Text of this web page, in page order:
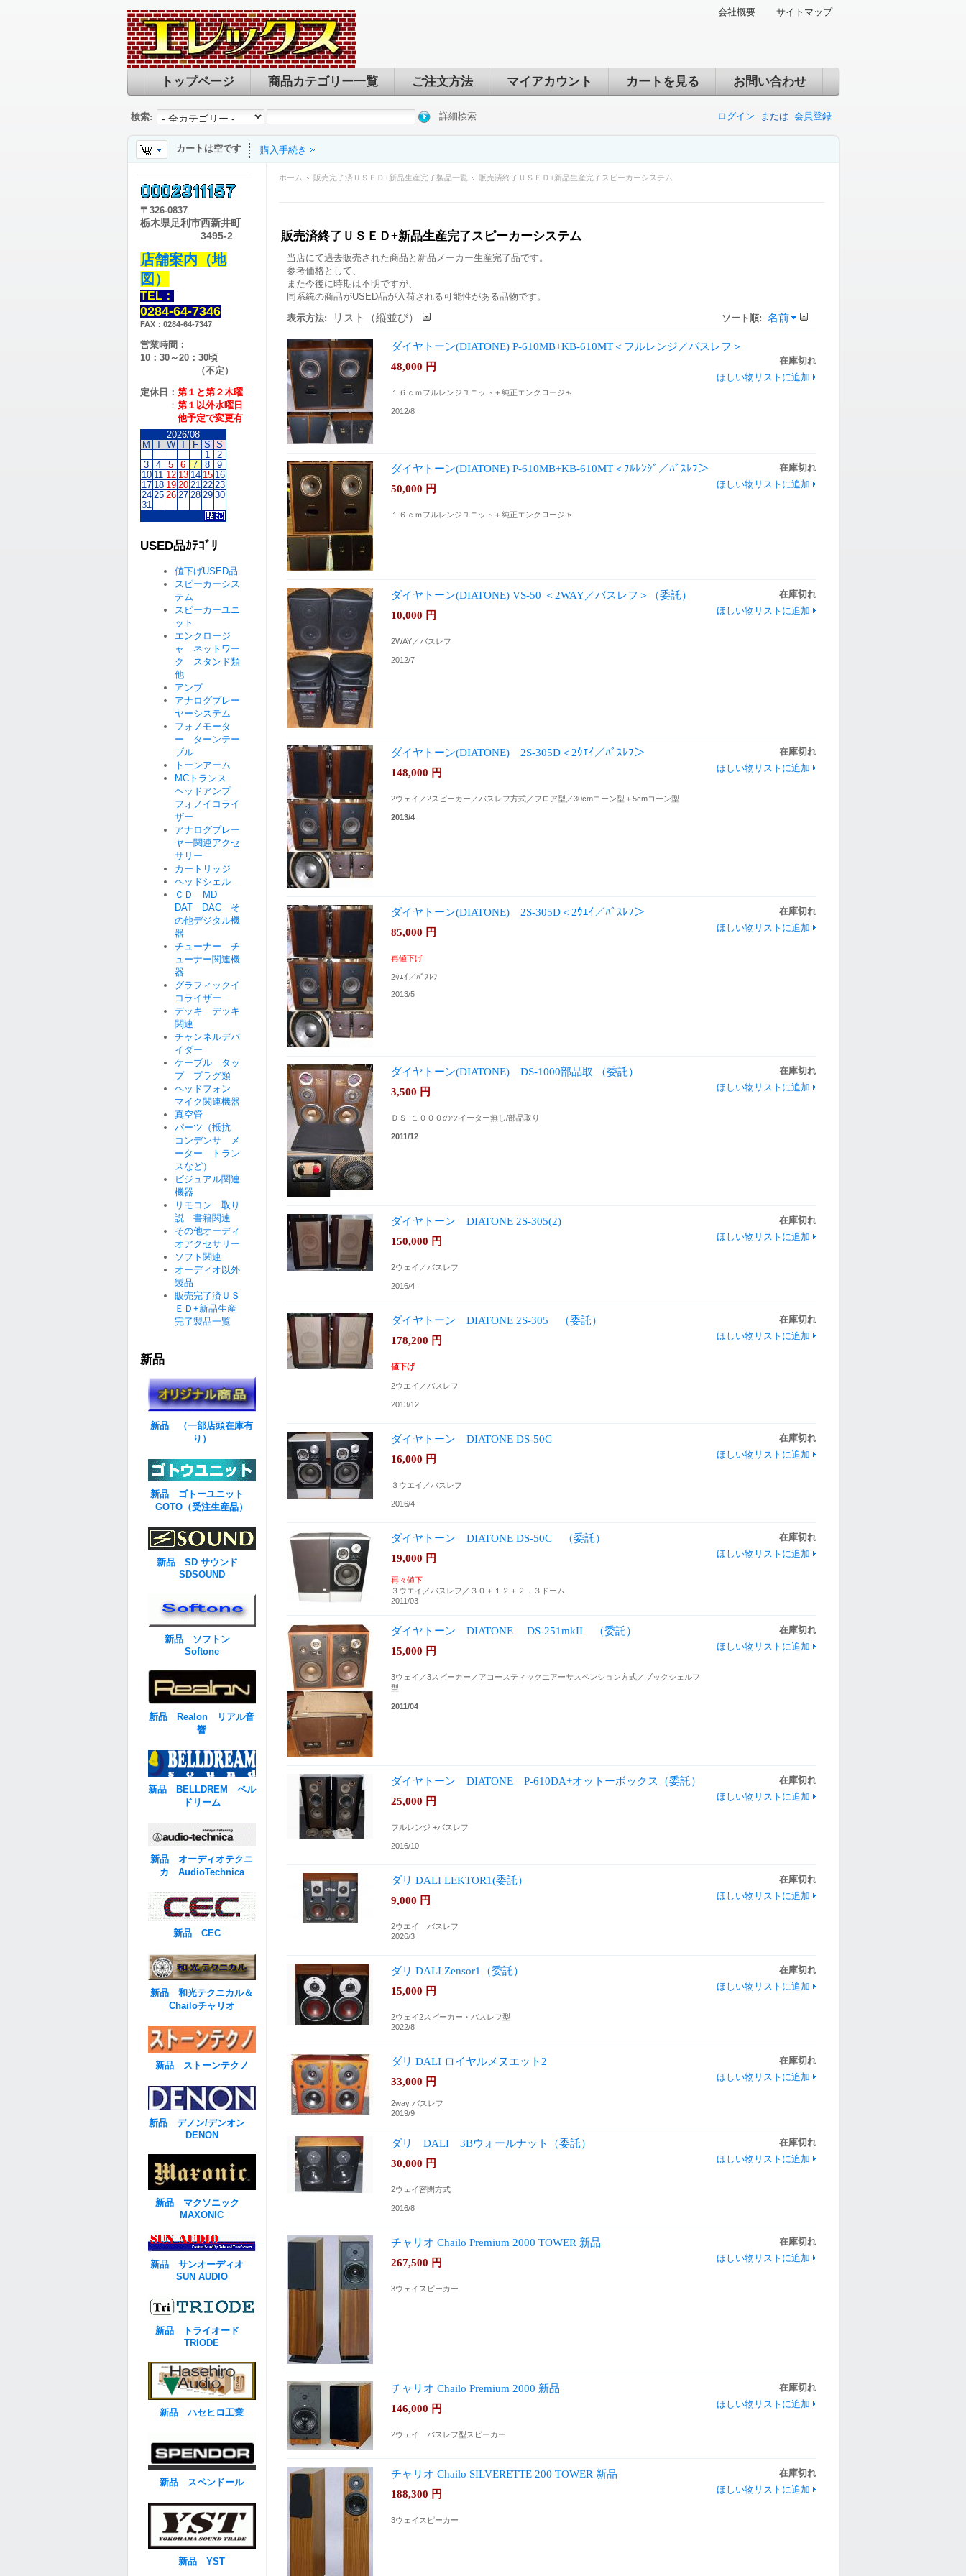
会社概要 サイトマップ
トップページ 商品カテゴリー一覧 ご注文方法 マイアカウント カートを見る お問い合わせ
ログイン または 会員登録
検索: 詳細検索
カートは空です 購入手続き
ホーム 販売完了済ＵＳＥＤ+新品生産完了製品一覧 販売済終了ＵＳＥＤ+新品生産完了スピーカーシステム
販売済終了ＵＳＥＤ+新品生産完了スピーカーシステム
当店にて過去販売された商品と新品メーカー生産完了品です。
参考価格として、
また今後に時期は不明ですが、
同系統の商品がUSED品が入荷される可能性がある品物です。
表示方法:
リスト（縦並び） ソート順: 名前
ダイヤトーン(DIATONE) P-610MB+KB-610MT＜フルレンジ／バスレフ＞
在庫切れ
ほしい物リストに追加
48,000 円
１６ｃｍフルレンジユニット＋純正エンクロージャ
2012/8
ダイヤトーン(DIATONE) P-610MB+KB-610MT＜ﾌﾙﾚﾝｼﾞ／ﾊﾞｽﾚﾌ＞
在庫切れ
ほしい物リストに追加
50,000 円
１６ｃｍフルレンジユニット＋純正エンクロージャ
ダイヤトーン(DIATONE) VS-50 ＜2WAY／バスレフ＞（委託）
在庫切れ
ほしい物リストに追加
10,000 円
2WAY／バスレフ
2012/7
ダイヤトーン(DIATONE) 2S-305D＜2ｳｴｲ／ﾊﾞｽﾚﾌ＞
在庫切れ
ほしい物リストに追加
148,000 円
2ウェイ／2スピーカー／バスレフ方式／フロア型／30cmコーン型＋5cmコーン型
2013/4
ダイヤトーン(DIATONE) 2S-305D＜2ｳｴｲ／ﾊﾞｽﾚﾌ＞
在庫切れ
ほしい物リストに追加
85,000 円
再値下げ
2ｳｴｲ／ﾊﾞｽﾚﾌ
2013/5
ダイヤトーン(DIATONE) DS-1000部品取 （委託）
在庫切れ
ほしい物リストに追加
3,500 円
ＤＳ−１０００のツイーター無し/部品取り
2011/12
ダイヤトーン DIATONE 2S-305(2)
在庫切れ
ほしい物リストに追加
150,000 円
2ウェイ／バスレフ
2016/4
ダイヤトーン DIATONE 2S-305 （委託）
在庫切れ
ほしい物リストに追加
178,200 円
値下げ
2ウエイ／バスレフ
2013/12
ダイヤトーン DIATONE DS-50C
在庫切れ
ほしい物リストに追加
16,000 円
３ウエイ／バスレフ
2016/4
ダイヤトーン DIATONE DS-50C （委託）
在庫切れ
ほしい物リストに追加
19,000 円
再々値下
３ウエイ／バスレフ／３０＋１２＋２．３ドーム
2011/03
ダイヤトーン DIATONE DS-251mkII （委託）
在庫切れ
ほしい物リストに追加
15,000 円
3ウェイ／3スピーカー／アコースティックエアーサスペンション方式／ブックシェルフ
型
2011/04
ダイヤトーン DIATONE P-610DA+オットーボックス（委託）
在庫切れ
ほしい物リストに追加
25,000 円
フルレンジ +バスレフ
2016/10
ダリ DALI LEKTOR1(委託）
在庫切れ
ほしい物リストに追加
9,000 円
2ウエイ バスレフ
2026/3
ダリ DALI Zensor1（委託）
在庫切れ
ほしい物リストに追加
15,000 円
2ウェイ2スピーカー・バスレフ型
2022/8
ダリ DALI ロイヤルメヌエット2
在庫切れ
ほしい物リストに追加
33,000 円
2way バスレフ
2019/9
ダリ DALI 3Bウォールナット（委託）
在庫切れ
ほしい物リストに追加
30,000 円
2ウェイ密閉方式
2016/8
チャリオ Chailo Premium 2000 TOWER 新品
在庫切れ
ほしい物リストに追加
267,500 円
3ウェイスピーカー
チャリオ Chailo Premium 2000 新品
在庫切れ
ほしい物リストに追加
146,000 円
2ウェイ バスレフ型スピーカー
チャリオ Chailo SILVERETTE 200 TOWER 新品
在庫切れ
ほしい物リストに追加
188,300 円
3ウェイスピーカー
〒 326-0837
栃木県足利市西新井町
3495-2
店舗案内（地
図）
TEL：
0284-64-7346
FAX：0284-64-7347
営業時間：
10：30～20：30頃
（不定）
定休日： 第１と第２木曜
： 第１以外水曜日
他予定で変更有
2026/08
M
T W T F S S
1
2
3
4 5 6 7 8
9
10 11 12 13 14 15 16
17 18 19 20 21 22 23
24 25 26 27 28 29 30
31
USED品ｶﾃｺﾞﾘ
値下げUSED品
スピーカーシス
テム
スピーカーユニ
ット
エンクロージ
ャ ネットワー
ク スタンド類
他
アンプ
アナログプレー
ヤーシステム
フォノモータ
ー ターンテー
ブル
トーンアーム
MCトランス
ヘッドアンプ
フォノイコライ
ザー
アナログプレー
ヤー関連アクセ
サリー
カートリッジ
ヘッドシェル
ＣＤ MD
DAT DAC そ
の他デジタル機
器
チューナー チ
ューナー関連機
器
グラフィックイ
コライザー
デッキ デッキ
関連
チャンネルデバ
イダー
ケーブル タッ
プ プラグ類
ヘッドフォン
マイク関連機器
真空管
パーツ（抵抗
コンデンサ メ
ーター トラン
スなど）
ビジュアル関連
機器
リモコン 取り
説 書籍関連
その他オーディ
オアクセサリー
ソフト関連
オーディオ以外
製品
販売完了済ＵＳ
ＥＤ+新品生産
完了製品一覧
新品
新品 （一部店頭在庫有
り）
新品 ゴトーユニット
GOTO（受注生産品）
新品 SD サウンド
SDSOUND
新品 ソフトン
Softone
新品 Realon リアル音
響
新品 BELLDREM ベル
ドリーム
新品 オーディオテクニ
カ AudioTechnica
新品 CEC
新品 和光テクニカル＆
Chailoチャリオ
新品 ストーンテクノ
新品 デノン/デンオン
DENON
新品 マクソニック
MAXONIC
新品 サンオーディオ
SUN AUDIO
新品 トライオード
TRIODE
新品 ハセヒロ工業
新品 スペンドール
新品 YST